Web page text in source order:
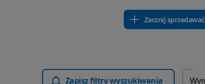
Zacznij sprzedawać
Zapisz filtry wyszukiwania